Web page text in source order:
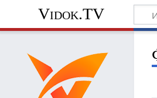
Vidok.TV